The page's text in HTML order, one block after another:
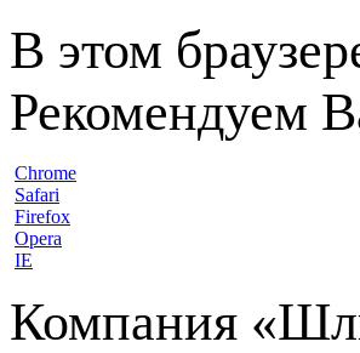
В этом
Рекомендуем
Chrome
Safari
Firefox
Opera
IE
Компания